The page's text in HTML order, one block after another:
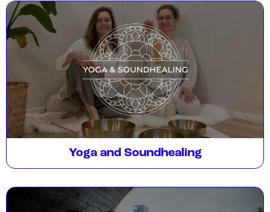
Yoga and Soundhealing